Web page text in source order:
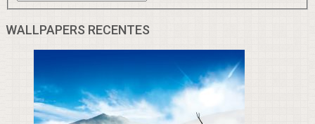
WALLPAPERS RECENTES